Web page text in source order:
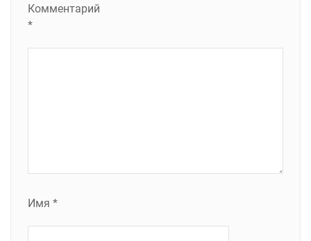
Комментарий
*
Имя *